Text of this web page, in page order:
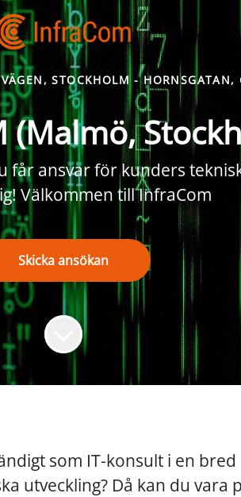
STOCKHOLM - HORNSGATAN,
(Malmö,
ansvar för kunders
Välkommen till InfraCom
Skicka ansökan
som IT-konsult i en
utveckling? Då kan du vara